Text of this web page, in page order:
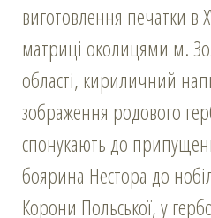
виготовлення печатки в
матриці околицями м.
області, кириличний
зображення родового
спонукають до
боярина Нестора до
Корони Польської, у